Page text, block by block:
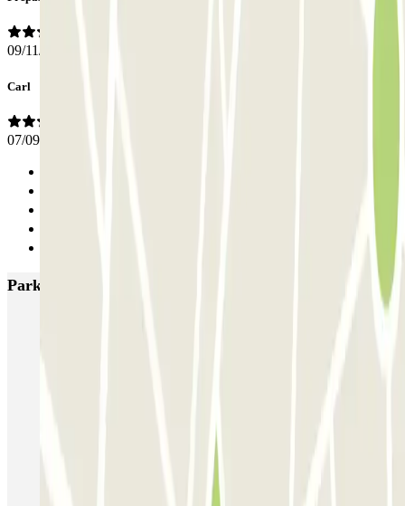
09/11/2023
Carl
07/09/2023
Parkings más valorados en Nantes
Aéronautique - Aéroport Nantes - Couvert
Ouest Parking - Aéroport Nantes Atlantique